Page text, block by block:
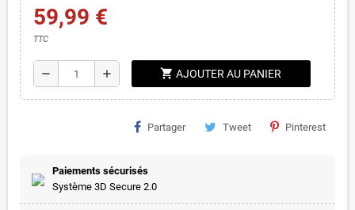
59,99 €
TTC
remove add shopping_cart AJOUTER AU PANIER
Partager Tweet Pinterest
Paiements sécurisés
Système 3D Secure 2.0